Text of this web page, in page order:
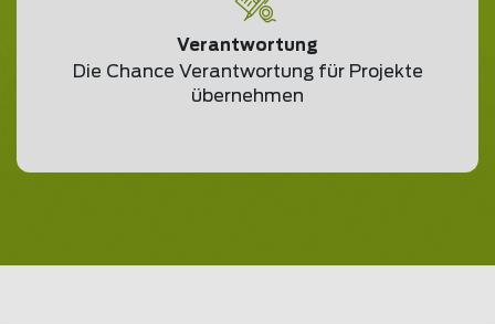
Verantwortung
Die Chance Verantwortung für Projekte
übernehmen